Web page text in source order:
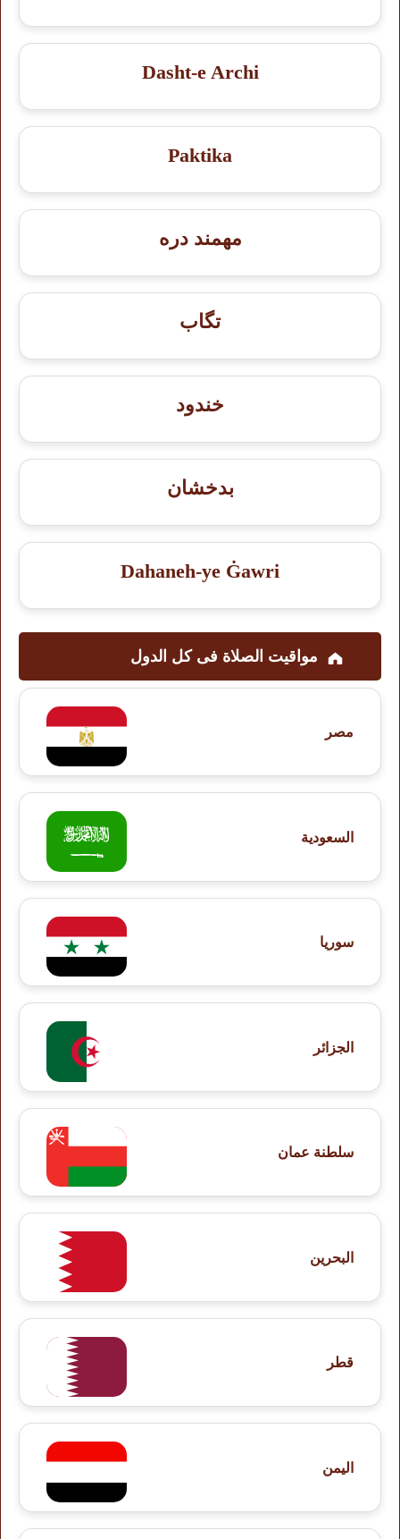
Dasht-e Archi
Paktika
مهمند دره
تگاب
خندود
بدخشان
Dahaneh-ye Ġawri
مواقيت الصلاة فى کل الدول
مصر
السعودية
سوريا
الجزائر
سلطنة عمان
البحرين
قطر
اليمن